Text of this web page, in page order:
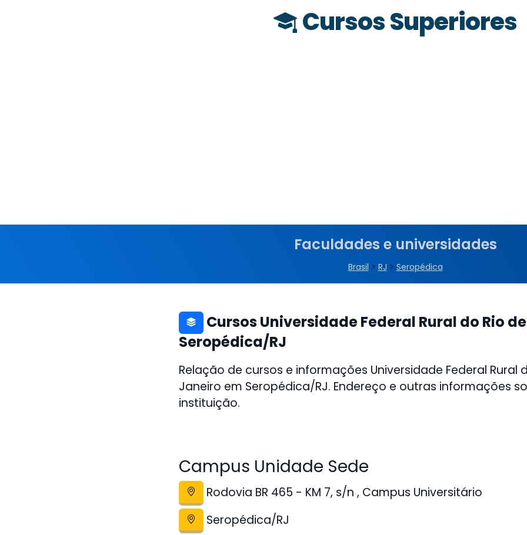
Cursos Superiores
Faculdades e universidades
Brasil > RJ > Seropédica
Cursos Universidade Federal Rural do Rio
Seropédica/RJ
Relação de cursos e informações Universidade Federal Rural
Janeiro em Seropédica/RJ. Endereço e outras informações
instituição.
Campus Unidade Sede
Rodovia BR 465 - KM 7, s/n , Campus Universitário
Seropédica/RJ